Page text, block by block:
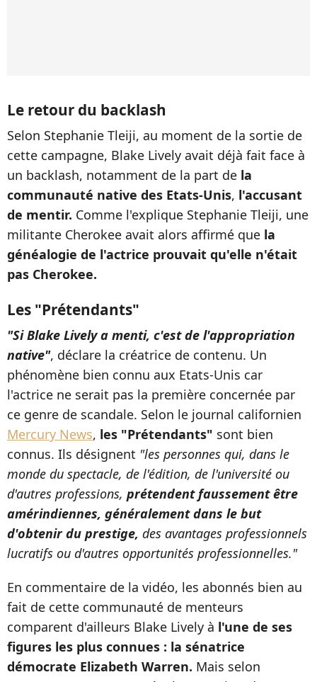
Le retour du backlash
Selon Stephanie Tleiji, au moment de la sortie de
cette campagne, Blake Lively avait déjà fait face à
un backlash, notamment de la part de la
communauté native des Etats-Unis, l'accusant
de mentir. Comme l'explique Stephanie Tleiji, une
militante Cherokee avait alors affirmé que la
généalogie de l'actrice prouvait qu'elle n'était
pas Cherokee.
Les "Prétendants"
"Si Blake Lively a menti, c'est de l'appropriation
native", déclare la créatrice de contenu. Un
phénomène bien connu aux Etats-Unis car
l'actrice ne serait pas la première concernée par
ce genre de scandale. Selon le journal californien
Mercury News, les "Prétendants" sont bien
connus. Ils désignent "les personnes qui, dans le
monde du spectacle, de l'édition, de l'université ou
d'autres professions, prétendent faussement être
amérindiennes, généralement dans le but
d'obtenir du prestige, des avantages professionnels
lucratifs ou d'autres opportunités professionnelles."
En commentaire de la vidéo, les abonnés bien au
fait de cette communauté de menteurs
comparent d'ailleurs Blake Lively à l'une de ses
figures les plus connues : la sénatrice
démocrate Elizabeth Warren. Mais selon